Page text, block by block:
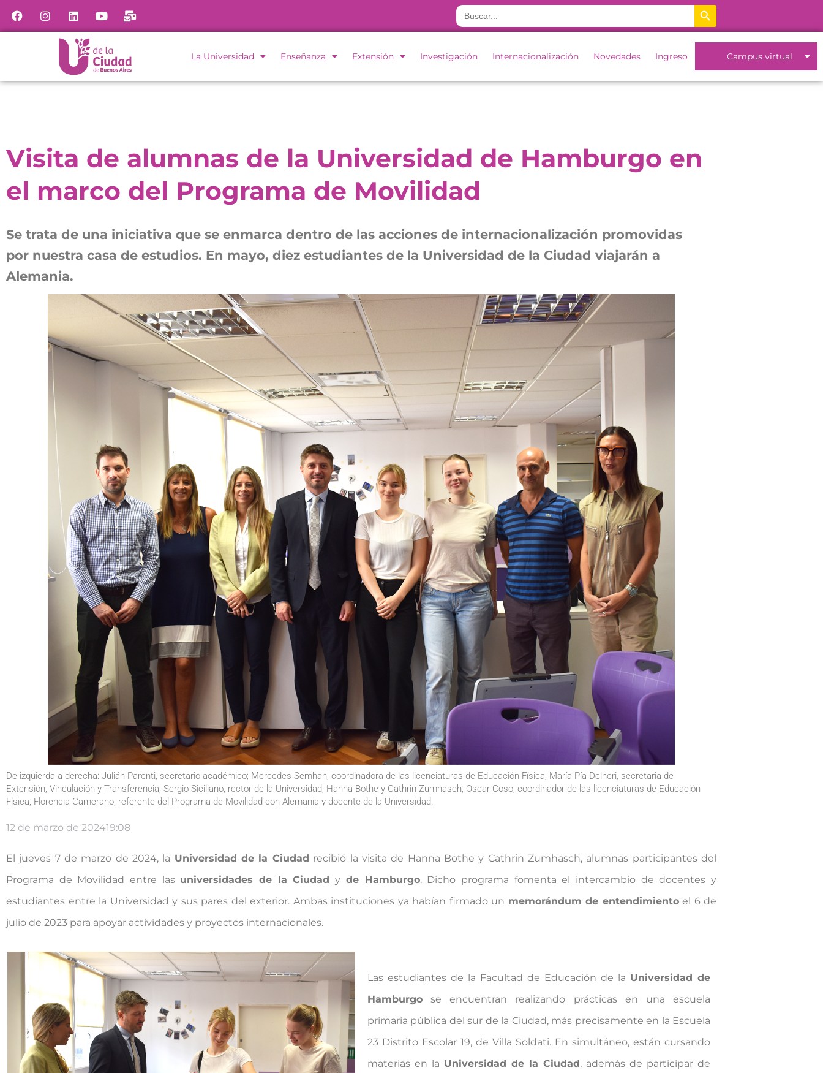
Buscar: Botón de búsqueda
La Universidad Enseñanza Extensión Investigación Internacionalización Novedades Ingreso Campus virtual
Visita de alumnas de la Universidad de Hamburgo en
el marco del Programa de Movilidad
Se trata de una iniciativa que se enmarca dentro de las acciones de internacionalización promovidas
por nuestra casa de estudios. En mayo, diez estudiantes de la Universidad de la Ciudad viajarán a
Alemania.
De izquierda a derecha: Julián Parenti, secretario académico; Mercedes Semhan, coordinadora de las licenciaturas de Educación Física; María Pía Delneri, secretaria de
Extensión, Vinculación y Transferencia; Sergio Siciliano, rector de la Universidad; Hanna Bothe y Cathrin Zumhasch; Oscar Coso, coordinador de las licenciaturas de Educación
Física; Florencia Camerano, referente del Programa de Movilidad con Alemania y docente de la Universidad.
12 de marzo de 202419:08
El jueves 7 de marzo de 2024, la Universidad de la Ciudad recibió la visita de Hanna Bothe y Cathrin Zumhasch, alumnas participantes del
Programa de Movilidad entre las universidades de la Ciudad y de Hamburgo. Dicho programa fomenta el intercambio de docentes y
estudiantes entre la Universidad y sus pares del exterior. Ambas instituciones ya habían firmado un memorándum de entendimientoel 6 de
julio de 2023 para apoyar actividades y proyectos internacionales.
Las estudiantes de la Facultad de Educación de la Universidad de
Hamburgo se encuentran realizando prácticas en una escuela
primaria pública del sur de la Ciudad, más precisamente en la Escuela
23 Distrito Escolar 19, de Villa Soldati. En simultáneo, están cursando
materias en la Universidad de la Ciudad, además de participar de